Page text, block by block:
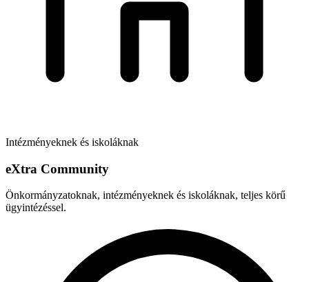
Intézményeknek és iskoláknak
eXtra Community
Önkormányzatoknak, intézményeknek és iskoláknak, teljes körű
ügyintézéssel.